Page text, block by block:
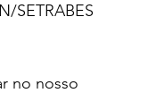
no nosso